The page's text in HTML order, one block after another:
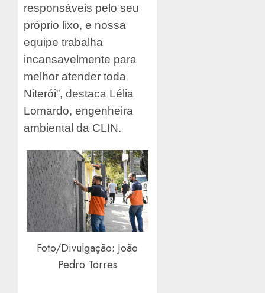
responsáveis pelo seu
próprio lixo, e nossa
equipe trabalha
incansavelmente para
melhor atender toda
Niterói”, destaca Lélia
Lomardo, engenheira
ambiental da CLIN.
Foto/Divulgação: João
Pedro Torres